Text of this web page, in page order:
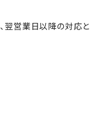
翌営業日以降の対応と